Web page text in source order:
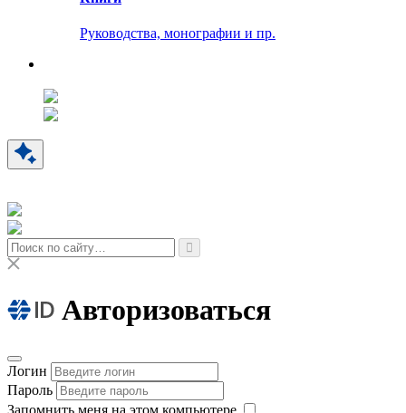
Руководства, монографии и пр.
Авторизоваться
Логин
Пароль